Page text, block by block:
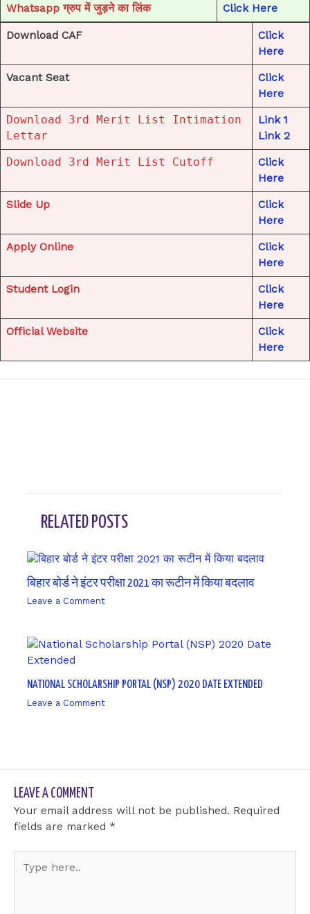
Whatsapp ग्रुप में जुड़ने का लिंक Click Here
Download CAF
Click
Here
Vacant Seat
Click
Here
Download 3rd Merit List Intimation
Lettar
Link 1
Link 2
Download 3rd Merit List Cutoff
Click
Here
Slide Up
Click
Here
Apply Online
Click
Here
Student Login
Click
Here
Official Website
Click
Here
RELATED POSTS
बिहार बोर्ड ने इंटर परीक्षा 2021 का रूटीन में किया बदलाव
Leave a Comment
NATIONAL SCHOLARSHIP PORTAL (NSP) 2020 DATE EXTENDED
Leave a Comment
LEAVE A COMMENT
Your email address will not be published. Required
fields are marked *
here..